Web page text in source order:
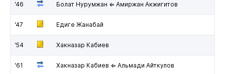
'46 Болат Нурумжан ⇐ Амиржан Акжигитов
'47 Едиге Жанабай
'54 Хакназар Кабиев
'61 Хакназар Кабиев ⇐ Альмади Айткулов